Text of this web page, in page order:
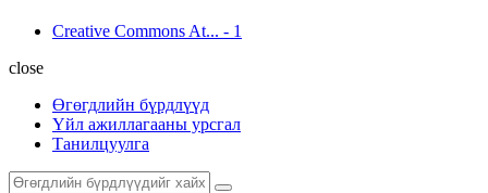
Creative Commons At... - 1
close
Өгөгдлийн бүрдлүүд
Үйл ажиллагааны урсгал
Танилцуулга